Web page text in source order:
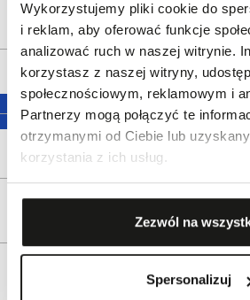
Wykorzystujemy pliki cookie do
i reklam, aby oferować funkcje
analizować ruch w naszej witrynie.
korzystasz z naszej witryny,
społecznościowym, reklamowym i
Partnerzy mogą połączyć te
otrzymanymi od Ciebie lub
korzystania z ich usług.
Zezwól na
Spersonalizuj
Opis produktu
Wysyłka
Reklamacje i zwroty